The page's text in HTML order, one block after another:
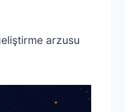
arzusu